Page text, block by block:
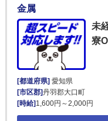
金属
未
寮
[都道府県] 愛知県
[市区郡]丹羽郡大口町
[時給] 1,600円～2,000円